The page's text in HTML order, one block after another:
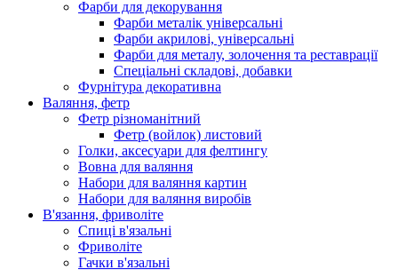
Фарби для декорування
Фарби металік універсальні
Фарби акрилові, універсальні
Фарби для металу, золочення та реставрації
Спеціальні складові, добавки
Фурнітура декоративна
Валяння, фетр
Фетр різноманітний
Фетр (войлок) листовий
Голки, аксесуари для фелтингу
Вовна для валяння
Набори для валяння картин
Набори для валяння виробів
В'язання, фриволіте
Спиці в'язальні
Фриволіте
Гачки в'язальні